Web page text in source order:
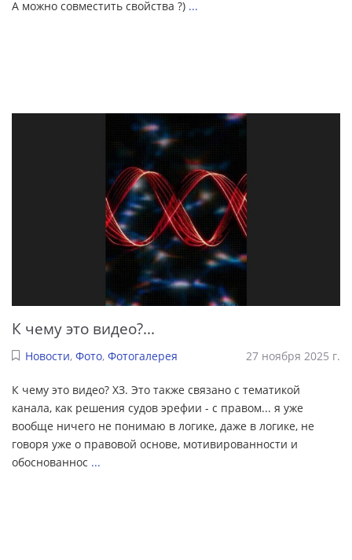
А можно совместить свойства ?) ...
К чему это видео?...
Новости, Фото, Фотогалерея 27 ноября 2025 г.
К чему это видео? ХЗ. Это также связано с тематикой
канала, как решения судов эрефии - с правом... я уже
вообще ничего не понимаю в логике, даже в логике, не
говоря уже о правовой основе, мотивированности и
обоснованнос ...